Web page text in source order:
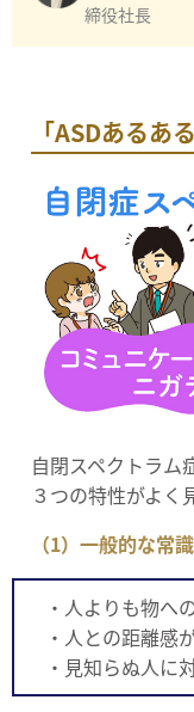
締役社長
「ASDあるあ
自閉スペクトラム
３つの特性がよく
（1）一般的な常
・人よりも物へ
・人との距離感
・見知らぬ人に